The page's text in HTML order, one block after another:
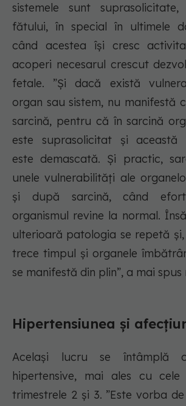
sistemele sunt
fătului, în special în ultimele
când acestea își cresc
acoperi necesarul crescut
fetale. ”Și dacă există
organ sau sistem, nu manifestă
sarcină, pentru că în sarcină
este suprasolicitat și această
este demascată. Și practic,
unele vulnerabilități ale
și după sarcină, când
organismul revine la normal.
ulterioară patologia se repetă
trece timpul și organele
se manifestă din plin”, a mai spus
Hipertensiunea și
Același lucru se întâmplă
hipertensive, mai ales cu
trimestrele 2 și 3. ”Este vorba